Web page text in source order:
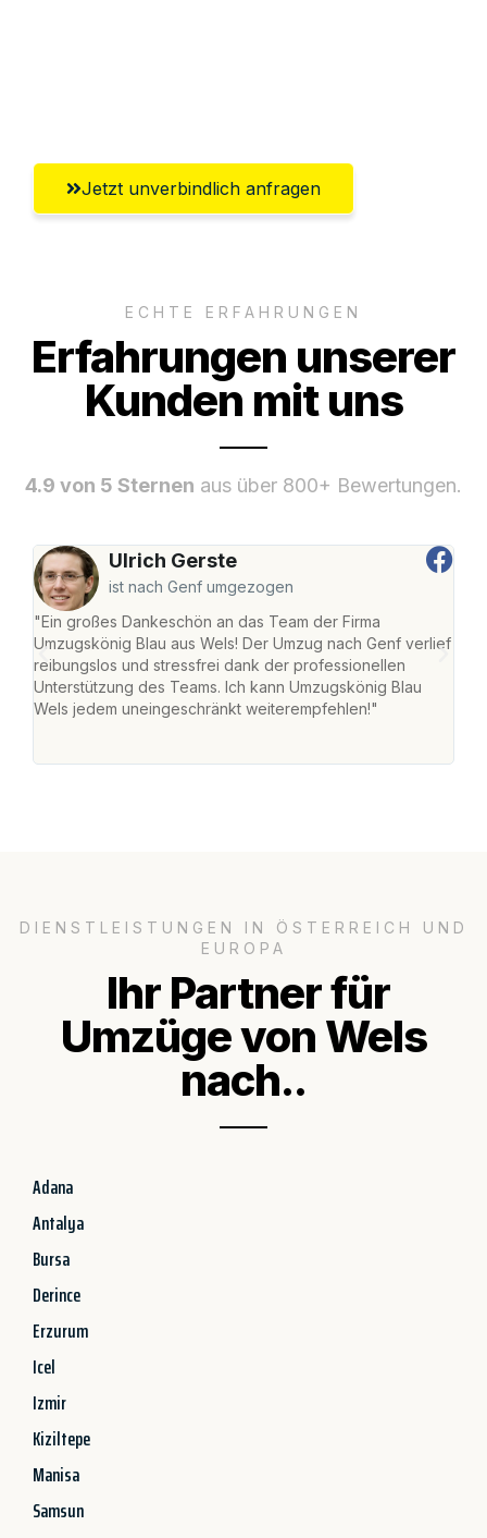
Jetzt unverbindlich anfragen
ECHTE ERFAHRUNGEN
Erfahrungen unserer
Kunden mit uns
4.9 von 5 Sternen aus über 800+ Bewertungen.
Ulrich Gerste
ist nach Genf umgezogen
"Ein großes Dankeschön an das Team der Firma
Umzugskönig Blau aus Wels! Der Umzug nach Genf verlief
reibungslos und stressfrei dank der professionellen
Unterstützung des Teams. Ich kann Umzugskönig Blau
Wels jedem uneingeschränkt weiterempfehlen!"
DIENSTLEISTUNGEN IN ÖSTERREICH UND
EUROPA
Ihr Partner für
Umzüge von Wels
nach..
Adana
Antalya
Bursa
Derince
Erzurum
Icel
Izmir
Kiziltepe
Manisa
Samsun